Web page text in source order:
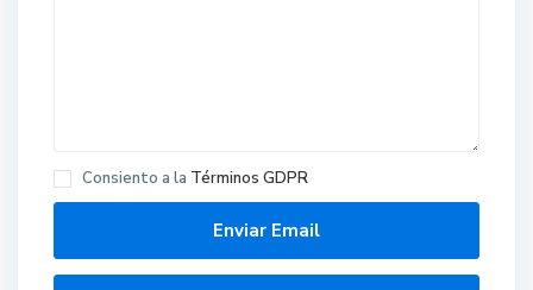
Consiento a la Términos GDPR